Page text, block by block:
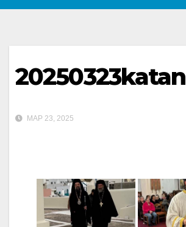
20250323katan
ΜΑΡ 23, 2025